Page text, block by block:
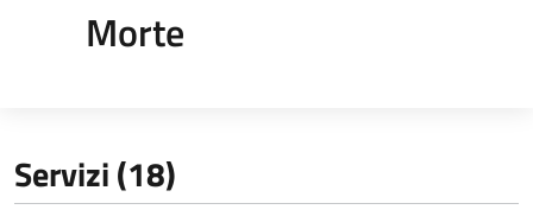
Morte
Servizi (18)